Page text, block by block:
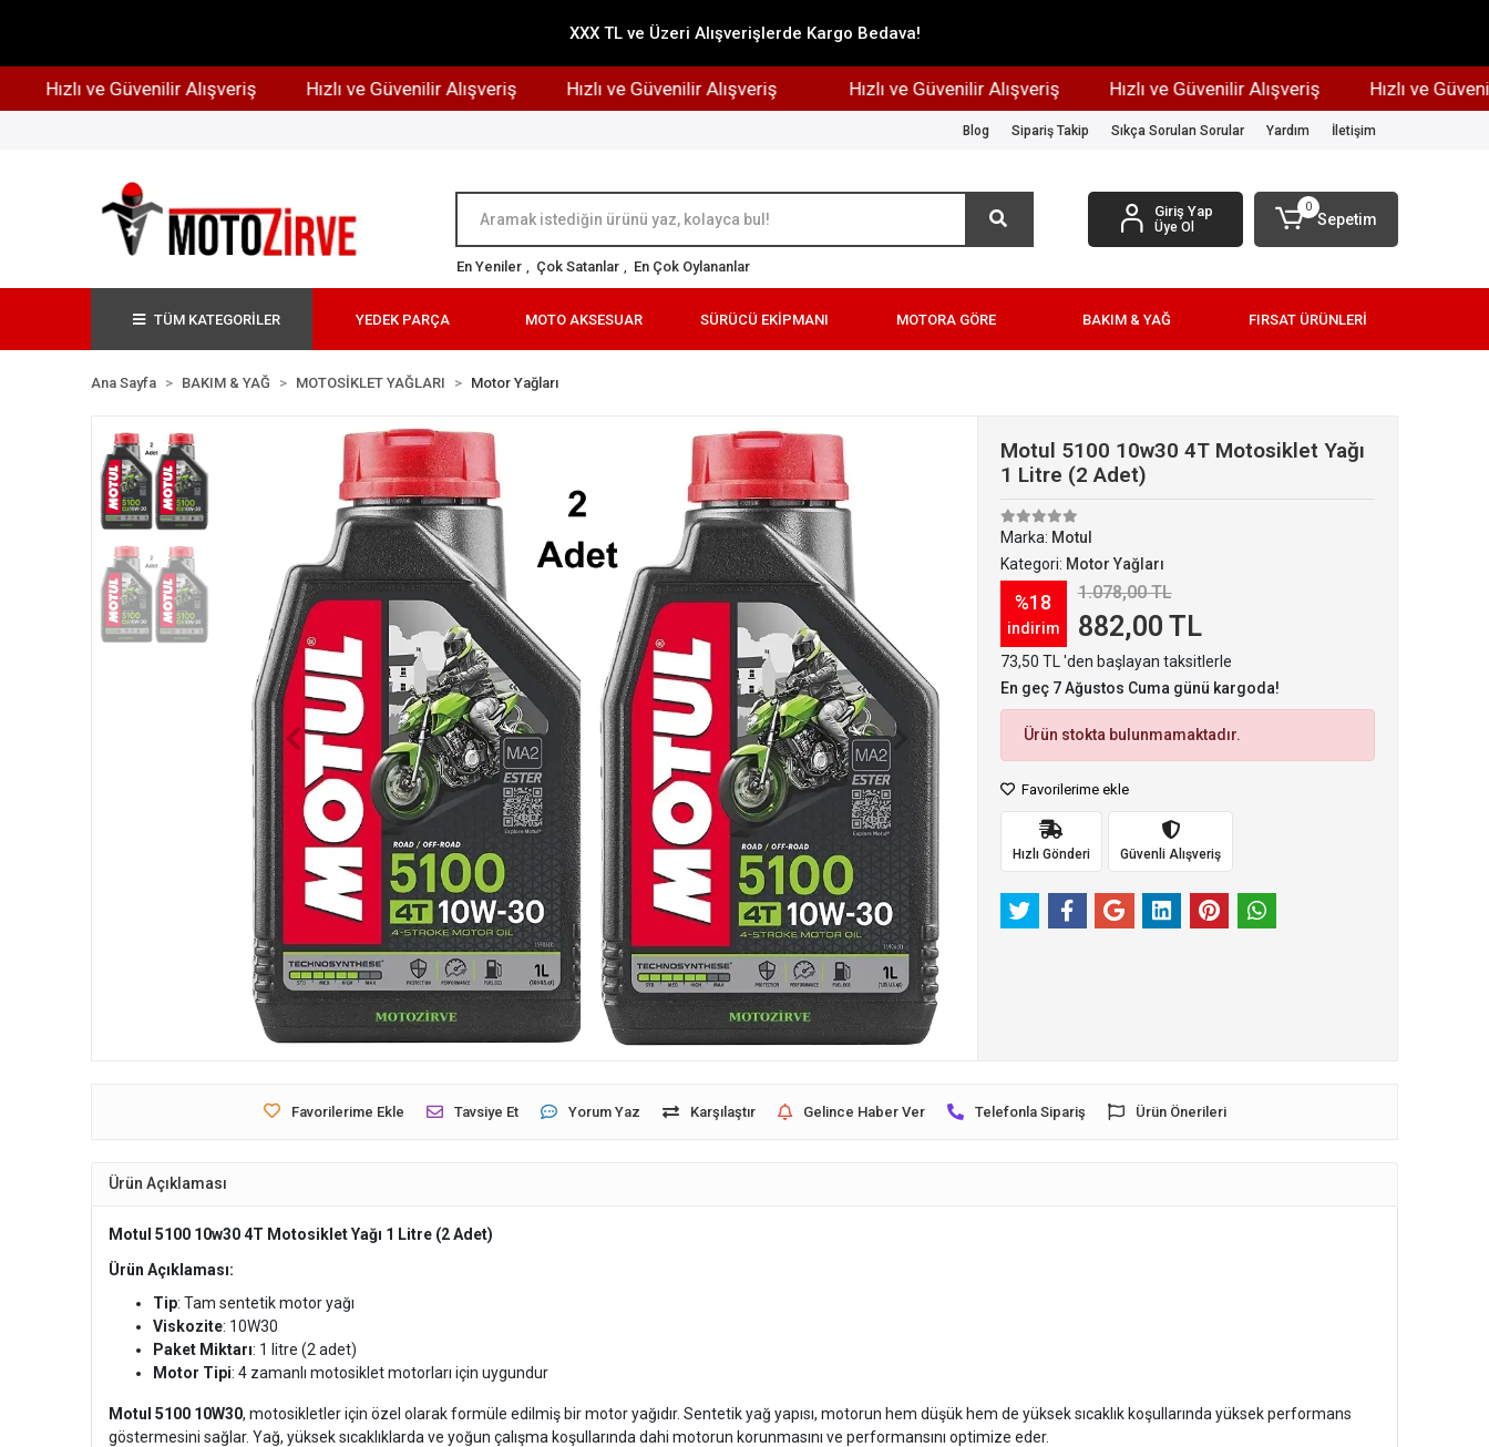
XXX TL ve Üzeri Alışverişlerde Kargo Bedava!
Hızlı ve Güvenilir Alışveriş Hızlı ve Güvenilir Alışveriş Hızlı ve Güvenilir Alışveriş Hızlı ve Güvenilir Alışveriş Hızlı ve Güvenilir Alışveriş Hızlı ve Güvenilir
Blog Sipariş Takip Sıkça Sorulan Sorular Yardım İletişim
En Yeniler , Çok Satanlar , En Çok Oylananlar
Giriş Yap
Üye Ol
0
Sepetim
TÜM KATEGORİLER YEDEK PARÇA MOTO AKSESUAR SÜRÜCÜ EKİPMANI MOTORA GÖRE BAKIM & YAĞ FIRSAT ÜRÜNLERİ
Ana Sayfa BAKIM & YAĞ MOTOSİKLET YAĞLARI Motor Yağları
Motul 5100 10w30 4T Motosiklet Yağı
1 Litre (2 Adet)
Marka: Motul
Kategori: Motor Yağları
%18
indirim
1.078,00 TL
882,00 TL
73,50 TL 'den başlayan taksitlerle
En geç 7 Ağustos Cuma günü kargoda!
Ürün stokta bulunmamaktadır.
Favorilerime ekle
Hızlı Gönderi Güvenli Alışveriş
Favorilerime Ekle Tavsiye Et Yorum Yaz Karşılaştır Gelince Haber Ver Telefonla Sipariş Ürün Önerileri
Ürün Açıklaması
Motul 5100 10w30 4T Motosiklet Yağı 1 Litre (2 Adet)
Ürün Açıklaması:
Tip: Tam sentetik motor yağı
Viskozite: 10W30
Paket Miktarı: 1 litre (2 adet)
Motor Tipi: 4 zamanlı motosiklet motorları için uygundur
Motul 5100 10W30, motosikletler için özel olarak formüle edilmiş bir motor yağıdır. Sentetik yağ yapısı, motorun hem düşük hem de yüksek sıcaklık koşullarında yüksek performans
göstermesini sağlar. Yağ, yüksek sıcaklıklarda ve yoğun çalışma koşullarında dahi motorun korunmasını ve performansını optimize eder.